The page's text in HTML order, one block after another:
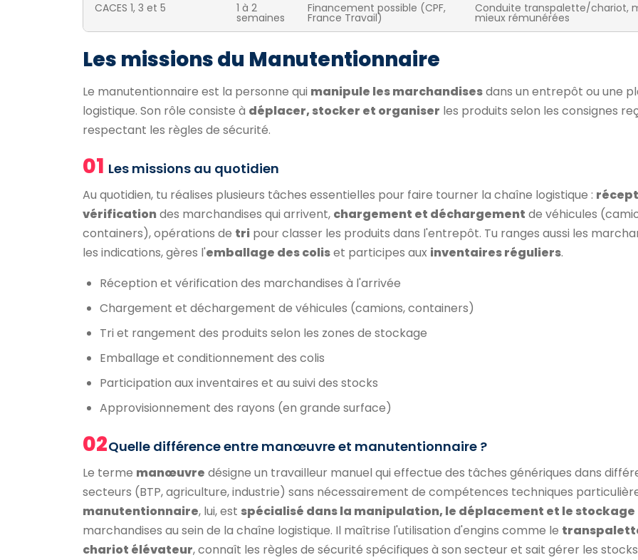
CACES 1, 3 et 5
1 à 2
semaines
Financement possible (CPF,
France Travail)
Conduite transpalette/chariot,
mieux rémunérées
Les missions du Manutentionnaire
Le manutentionnaire est la personne qui manipule les marchandisesdans un entrepôt ou une
logistique. Son rôle consiste à déplacer, stocker et organiser les produits selon les consignes
respectant les règles de sécurité.
01 Les missions au quotidien
Au quotidien, tu réalises plusieurs tâches essentielles pour faire tourner la chaîne logistique :
vérificationdes marchandises qui arrivent, chargement et déchargement de véhicules
containers), opérations de tri pour classer les produits dans l'entrepôt. Tu ranges aussi les
les indications, gères l'emballage des coliset participes aux inventaires réguliers.
Réception et vérification des marchandises à l'arrivée
Chargement et déchargement de véhicules (camions, containers)
Tri et rangement des produits selon les zones de stockage
Emballage et conditionnement des colis
Participation aux inventaires et au suivi des stocks
Approvisionnement des rayons (en grande surface)
02Quelle différence entre manœuvre et manutentionnaire ?
Le terme manœuvre désigne un travailleur manuel qui effectue des tâches génériques dans
secteurs (BTP, agriculture, industrie) sans nécessairement de compétences techniques
manutentionnaire, lui, est spécialisé dans la manipulation, le déplacement et le stockage
marchandises au sein de la chaîne logistique. Il maîtrise l'utilisation d'engins comme le
chariot élévateur, connaît les règles de sécurité spécifiques à son secteur et sait gérer les